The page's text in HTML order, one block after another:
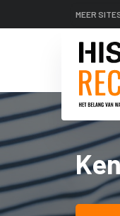
MEER